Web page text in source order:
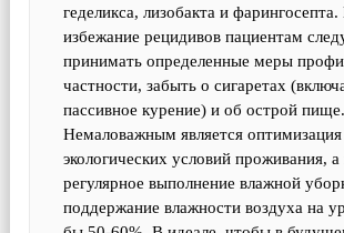
геделикса, лизобакта и фарингосепта.
избежание рецидивов пациентам
принимать определенные меры
частности, забыть о сигаретах
пассивное курение) и об острой пище.
Немаловажным является оптимизация
экологических условий проживания,
регулярное выполнение влажной
поддержание влажности воздуха на